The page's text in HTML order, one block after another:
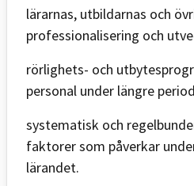
lärarnas, utbildarnas och
professionalisering och
rörlighets- och
personal under längre
systematisk och
faktorer som påverkar
lärandet.